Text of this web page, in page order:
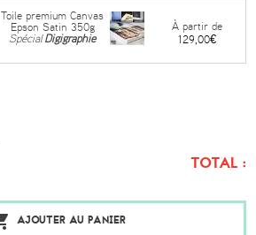
Toile premium Canvas
Epson Satin 350g
SpécialDigigraphie
À partir de
129,00€
TOTAL :
AJOUTER AU PANIER